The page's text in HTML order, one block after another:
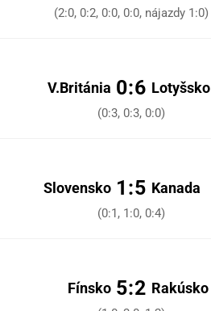
(2:0, 0:2, 0:0, 0:0, nájazdy 1:0)
V.Británia 0:6 Lotyšsko
(0:3, 0:3, 0:0)
Slovensko 1:5 Kanada
(0:1, 1:0, 0:4)
Fínsko 5:2 Rakúsko